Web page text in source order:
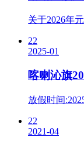
关于2026年
22
2025-01
喀喇沁旗
放假时间
22
2021-04